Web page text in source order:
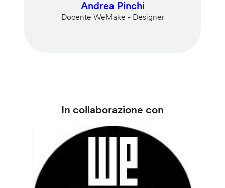
Andrea Pinchi
Docente WeMake - Designer
In collaborazione con